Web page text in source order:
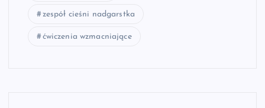
zespół cieśni nadgarstka
ćwiczenia wzmacniające